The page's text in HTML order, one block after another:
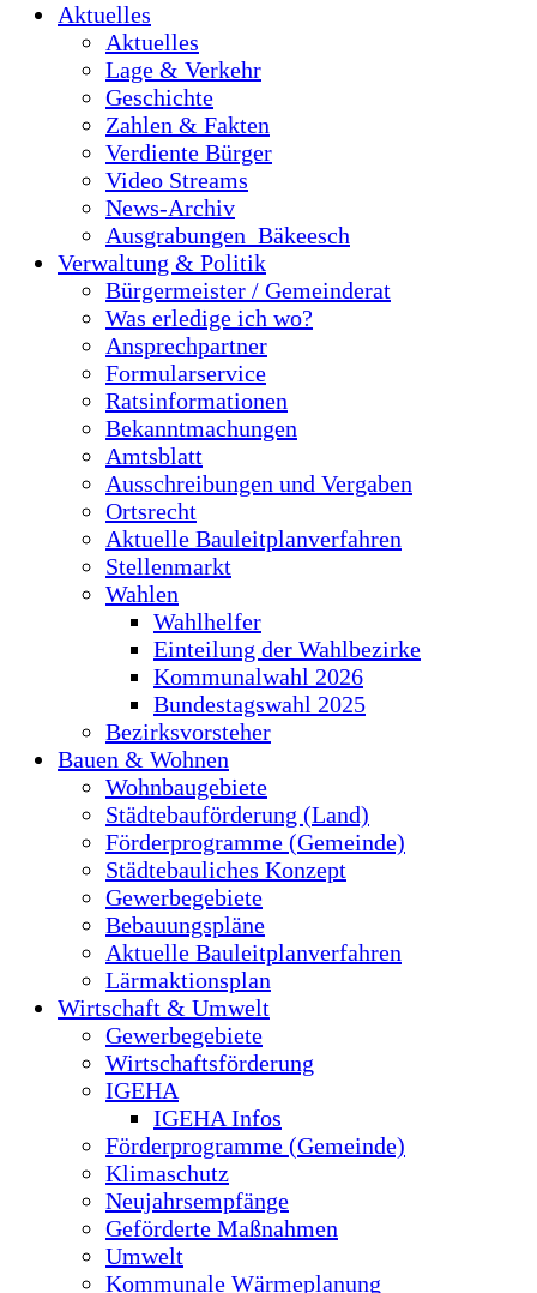
Aktuelles
Aktuelles
Lage & Verkehr
Geschichte
Zahlen & Fakten
Verdiente Bürger
Video Streams
News-Archiv
Ausgrabungen_Bäkeesch
Verwaltung & Politik
Bürgermeister / Gemeinderat
Was erledige ich wo?
Ansprechpartner
Formularservice
Ratsinformationen
Bekanntmachungen
Amtsblatt
Ausschreibungen und Vergaben
Ortsrecht
Aktuelle Bauleitplanverfahren
Stellenmarkt
Wahlen
Wahlhelfer
Einteilung der Wahlbezirke
Kommunalwahl 2026
Bundestagswahl 2025
Bezirksvorsteher
Bauen & Wohnen
Wohnbaugebiete
Städtebauförderung (Land)
Förderprogramme (Gemeinde)
Städtebauliches Konzept
Gewerbegebiete
Bebauungspläne
Aktuelle Bauleitplanverfahren
Lärmaktionsplan
Wirtschaft & Umwelt
Gewerbegebiete
Wirtschaftsförderung
IGEHA
IGEHA Infos
Förderprogramme (Gemeinde)
Klimaschutz
Neujahrsempfänge
Geförderte Maßnahmen
Umwelt
Kommunale Wärmeplanung